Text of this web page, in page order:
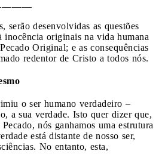
serão desenvolvidas as questões
inocência originais na vida humana
Original; e as consequências
redentor de Cristo a todos nós.
o ser humano verdadeiro –
a sua verdade. Isto quer dizer que,
nós ganhamos uma estrutura
está distante de nosso ser,
No entanto, esta,